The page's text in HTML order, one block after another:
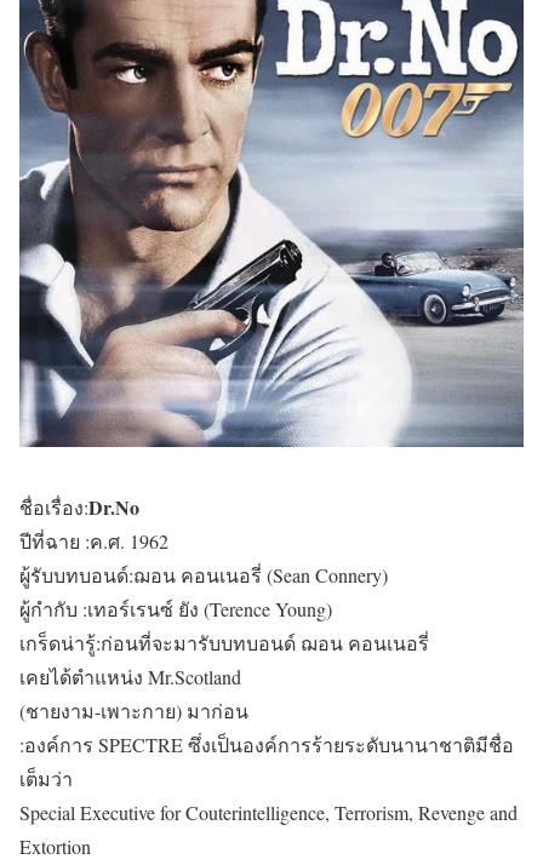
ชื่อเรื่อง:Dr.No
ปีที่ฉาย :ค.ศ. 1962
ผู้รับบทบอนด์:ฌอน คอนเนอรี่ (Sean Connery)
ผู้กำกับ :เทอร์เรนซ์ ยัง (Terence Young)
เกร็ดน่ารู้:ก่อนที่จะมารับบทบอนด์ ฌอน คอนเนอรี่
เคยได้ตำแหน่ง Mr.Scotland
(ชายงาม-เพาะกาย) มาก่อน
:องค์การ SPECTRE ซึ่งเป็นองค์การร้ายระดับนานาชาติมีชื่อ
เต็มว่า
Special Executive for Couterintelligence, Terrorism, Revenge and
Extortion